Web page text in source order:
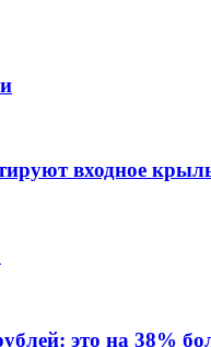
входное
это на 38%